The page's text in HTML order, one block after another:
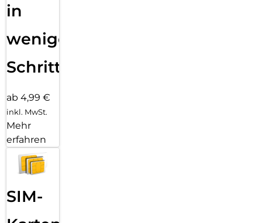
in
wenigen
Schritten
ab 4,99 €
inkl. MwSt.
Mehr
erfahren
SIM-